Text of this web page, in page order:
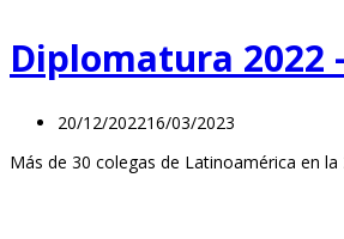
Diplomatura 2022
20/12/202216/03/2023
Más de 30 colegas de Latinoamérica en